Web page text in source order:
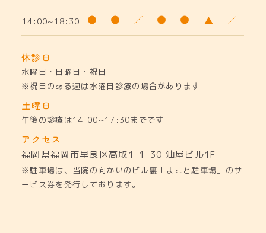
14:00~18:30
休診日
水曜日・日曜日・祝日
※祝日のある週は水曜日診療の場合があります
土曜日
午後の診療は14:00~17:30までです
アクセス
福岡県福岡市早良区高取1-1-30 油屋ビル1F
※駐車場は、当院の向かいのビル裏「まこと駐車場」のサ
ービス券を発行しております。